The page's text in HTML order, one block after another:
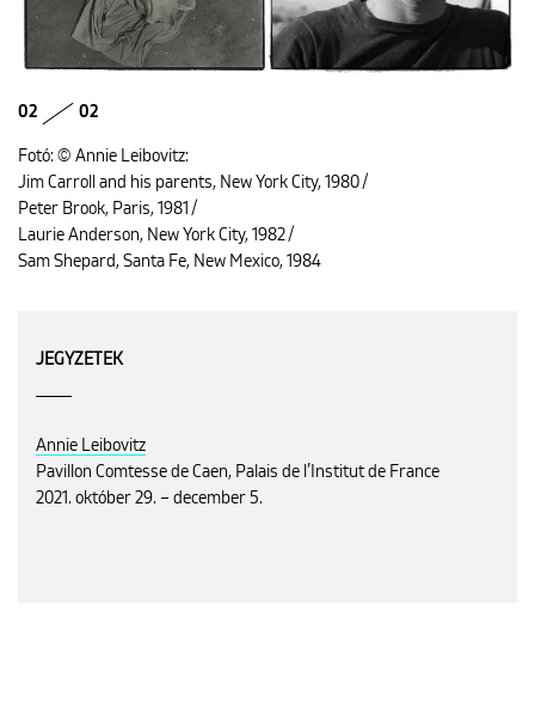
02 02
Fotó: © Annie Leibovitz:
Jim Carroll and his parents, New York City, 1980 /
Peter Brook, Paris, 1981 /
Laurie Anderson, New York City, 1982 /
Sam Shepard, Santa Fe, New Mexico, 1984
JEGYZETEK
Annie Leibovitz
Pavillon Comtesse de Caen, Palais de l’Institut de France
2021. október 29. – december 5.